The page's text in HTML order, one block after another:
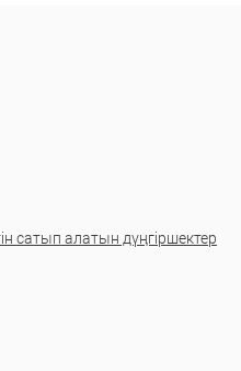
сатып алатын дүңгіршектер